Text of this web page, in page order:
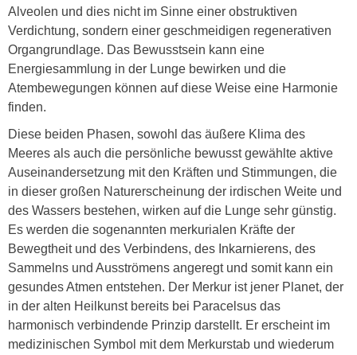
Alveolen und dies nicht im Sinne einer obstruktiven
Verdichtung, sondern einer geschmeidigen regenerativen
Organgrundlage. Das Bewusstsein kann eine
Energiesammlung in der Lunge bewirken und die
Atembewegungen können auf diese Weise eine Harmonie
finden.
Diese beiden Phasen, sowohl das äußere Klima des
Meeres als auch die persönliche bewusst gewählte aktive
Auseinandersetzung mit den Kräften und Stimmungen, die
in dieser großen Naturerscheinung der irdischen Weite und
des Wassers bestehen, wirken auf die Lunge sehr günstig.
Es werden die sogenannten merkurialen Kräfte der
Bewegtheit und des Verbindens, des Inkarnierens, des
Sammelns und Ausströmens angeregt und somit kann ein
gesundes Atmen entstehen. Der Merkur ist jener Planet, der
in der alten Heilkunst bereits bei Paracelsus das
harmonisch verbindende Prinzip darstellt. Er erscheint im
medizinischen Symbol mit dem Merkurstab und wiederum